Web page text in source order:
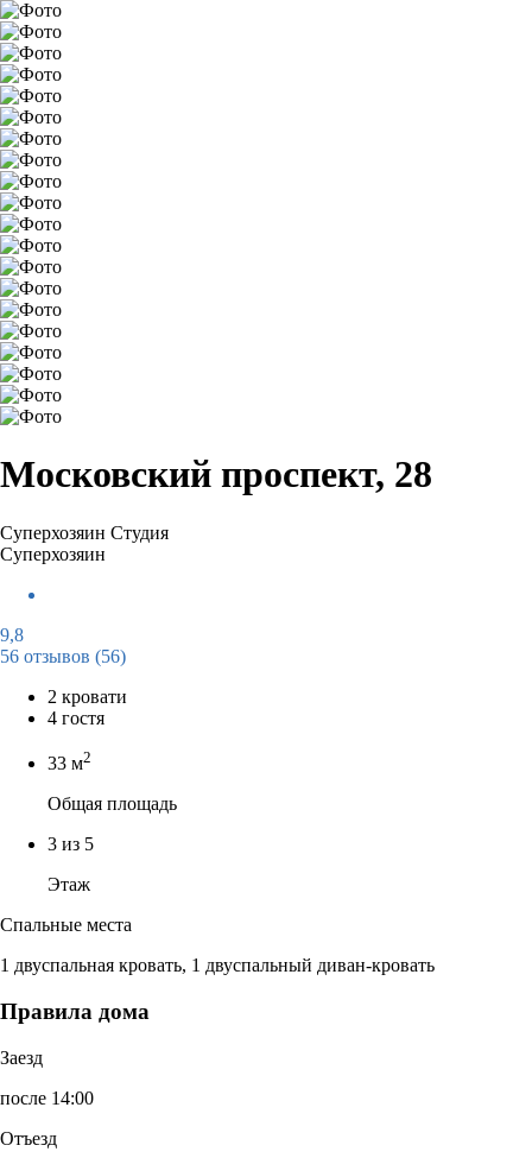
Московский проспект, 28
Суперхозяин Студия
Суперхозяин
9,8
56 отзывов (56)
2 кровати
4 гостя
33 м2
Общая площадь
3 из 5
Этаж
Спальные места
1 двуспальная кровать, 1 двуспальный диван-кровать
Правила дома
Заезд
после 14:00
Отъезд